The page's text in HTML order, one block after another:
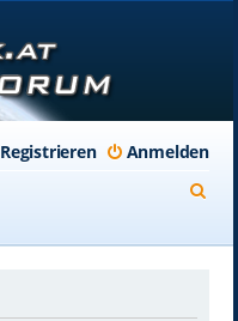
Anmelden
Registrieren